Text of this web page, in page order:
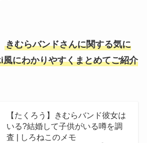
きむらバンドさんに関する気に
にわかりやすくまとめてご紹介
【たくろう】きむらバンド彼女は
いる?結婚して子供がいる噂を調
査 | しろねこのメモ